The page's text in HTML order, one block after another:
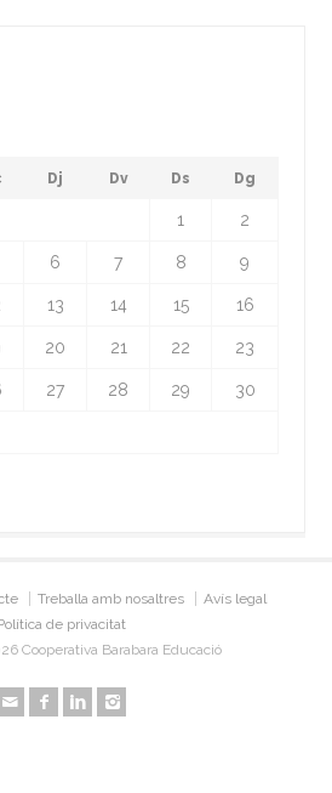
Dj Dv Ds Dg
1 2
6 7 8 9
13 14 15 16
20 21 22 23
27 28 29 30
Treballa amb nosaltres
Avís legal
de privacitat
Cooperativa Barabara Educació